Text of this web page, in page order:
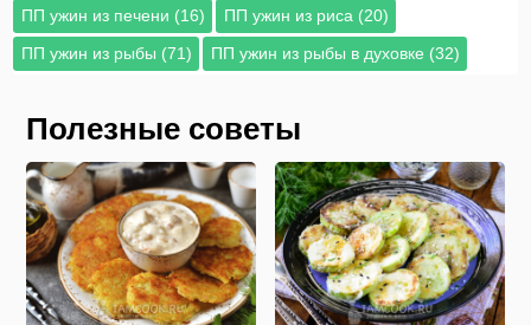
ПП ужин из печени (16)
ПП ужин из риса (20)
ПП ужин из рыбы (71)
ПП ужин из рыбы в духовке (32)
Полезные советы